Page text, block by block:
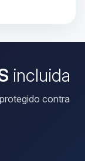
incluida
contra